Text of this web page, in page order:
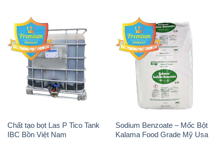
Chất tạo bọt Las P Tico Tank
IBC Bồn Việt Nam
Sodium Benzoate – Mốc Bột
Kalama Food Grade Mỹ Usa